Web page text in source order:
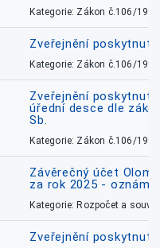
Kategorie: Zákon č.106/1999
Zveřejnění
Kategorie: Zákon č.106/1999
Zveřejnění
úřední desce dle
Sb.
Kategorie: Zákon č.106/1999
Závěrečný účet
za rok 2025 -
Kategorie: Rozpočet a
Zveřejnění